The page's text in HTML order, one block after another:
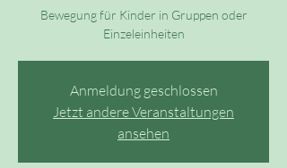
Bewegung für Kinder in Gruppen oder
Einzeleinheiten
Anmeldung geschlossen
Jetzt andere Veranstaltungen
ansehen